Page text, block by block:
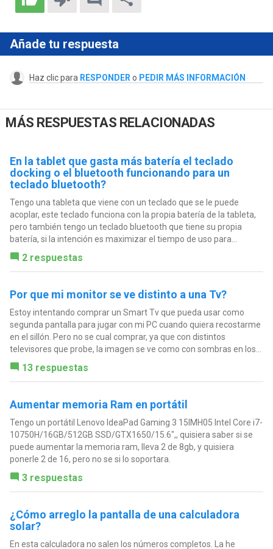
Añade tu respuesta
Haz clic para RESPONDER o PEDIR MÁS INFORMACIÓN
MÁS RESPUESTAS RELACIONADAS
En la tablet que gasta más batería el teclado
docking o el bluetooth funcionando para un
teclado bluetooth?
Tengo una tableta que viene con un teclado que se le puede
acoplar, este teclado funciona con la propia batería de la tableta,
pero también tengo un teclado bluetooth que tiene su propia
batería, si la intención es maximizar el tiempo de uso para...
2 respuestas
Por que mi monitor se ve distinto a una Tv?
Estoy intentando comprar un Smart Tv que pueda usar como
segunda pantalla para jugar con mi PC cuando quiera recostarme
en el sillón. Pero no se cual comprar, ya que con distintos
televisores que probe, la imagen se ve como con sombras en los...
13 respuestas
Aumentar memoria Ram en portátil
Tengo un portátil Lenovo IdeaPad Gaming 3 15IMH05 Intel Core i7-
10750H/16GB/512GB SSD/GTX1650/15.6",, quisiera saber si se
puede aumentar la memoria ram, lleva 2 de 8gb, y quisiera
ponerle 2 de 16, pero no se si lo soportara.
3 respuestas
¿Cómo arreglo la pantalla de una calculadora
solar?
En esta calculadora no salen los números completos. La he